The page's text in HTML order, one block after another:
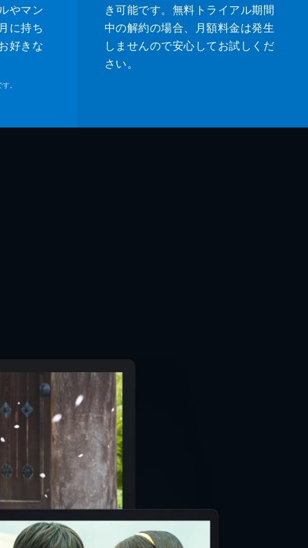
やマン
に持ち
好きな
。
き可能です。無料トライアル期間
中の解約の場合、月額料金は発生
しませんので安心してお試しくだ
さい。